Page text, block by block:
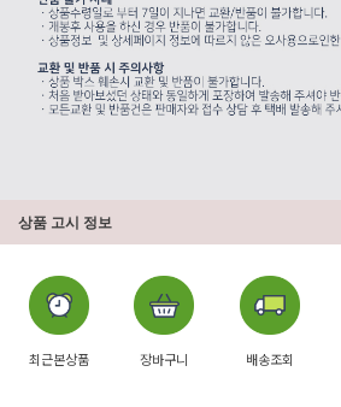
상품 고시 정보
최근본상품 장바구니 배송조회